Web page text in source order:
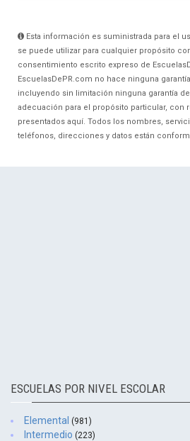
Esta información es suministrada para el
se puede utilizar para cualquier propósito
consentimiento escrito expreso de
EscuelasDePR.com no hace ninguna
incluyendo sin limitación ninguna garantía
adecuación para el propósito particular, con
presentados aquí. Todos los nombres,
teléfonos, direcciones y datos están
ESCUELAS POR NIVEL ESCOLAR
Elemental (981)
Intermedio (223)